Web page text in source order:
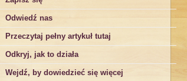
Odwiedź nas
Przeczytaj pełny artykuł tutaj
Odkryj, jak to działa
Wejdź, by dowiedzieć się więcej